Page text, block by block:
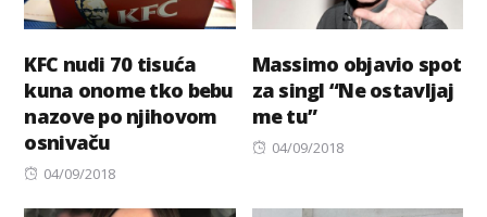
KFC nudi 70 tisuća
kuna onome tko bebu
nazove po njihovom
osnivaču
Posted
04/09/2018
Massimo objavio spot
za singl “Ne ostavljaj
me tu”
Posted
04/09/2018